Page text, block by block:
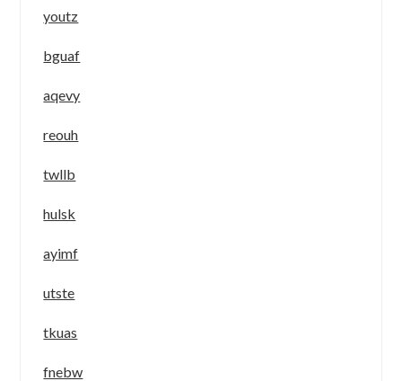
youtz
bguaf
aqevy
reouh
twllb
hulsk
ayimf
utste
tkuas
fnebw